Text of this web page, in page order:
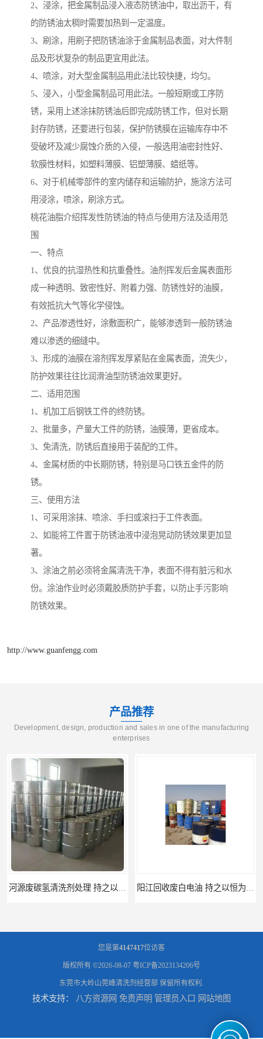
2、浸涂，把金属制品浸入液态防锈油中，取出沥干，有
的防锈油太稠时需要加热到一定温度。
3、刷涂，用刷子把防锈油涂于金属制品表面，对大件制
品及形状复杂的制品更宜用此法。
4、喷涂，对大型金属制品用此法比较快捷，均匀。
5、浸入，小型金属制品可用此法。一般短期或工序防
锈，采用上述涂抹防锈油后即完成防锈工作，但对长期
封存防锈，还要进行包装，保护防锈膜在运输库存中不
受破坏及减少腐蚀介质的入侵，一般选用油密封性好、
软膜性材料，如塑料薄膜、铝塑薄膜、蜡纸等。
6、对于机械零部件的室内储存和运输防护，施涂方法可
用浸涂，喷涂，刷涂方式。
桃花油脂介绍挥发性防锈油的特点与使用方法及适用范
围
一、特点
1、优良的抗湿热性和抗重叠性。油剂挥发后金属表面形
成一种透明、致密性好、附着力强、防锈性好的油膜，
有效抵抗大气等化学侵蚀。
2、产品渗透性好，涂敷面积广，能够渗透到一般防锈油
难以渗透的细缝中。
3、形成的油膜在溶剂挥发厚紧贴在金属表面，流失少，
防护效果往往比润滑油型防锈油效果更好。
二、适用范围
1、机加工后钢铁工件的终防锈。
2、批量多，产量大工件的防锈，油膜薄，更省成本。
3、免清洗，防锈后直接用于装配的工件。
4、金属材质的中长期防锈，特别是马口铁五金件的防
锈。
三、使用方法
1、可采用涂抹、喷涂、手扫或滚扫于工件表面。
2、如能将工件置于防锈油液中浸泡晃动防锈效果更加显
著。
3、涂油之前必须将金属清洗干净，表面不得有脏污和水
份。涂油作业时必须戴胶质防护手套，以防止手污影响
防锈效果。
http://www.guanfengg.com
产品推荐
Development, design, production and sales in one of the manufacturing
enterprises
梅州回收废碳氢清洗剂 现款交易
惠州废白电油回收 持之以恒为客户服务 清远废碳氢清洗剂回收 诚信为先
您是第4147417位访客
版权所有 ©2026-08-07 粤ICP备2023134206号
东莞市大岭山莞峰清洗剂经营部 保留所有权利.
技术支持： 八方资源网 免责声明 管理员入口 网站地图